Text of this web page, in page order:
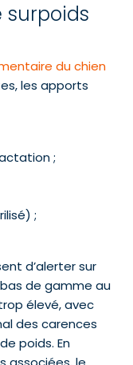
du chien
les apports
;
;
d’alerter sur
de gamme au
élevé, avec
des carences
poids. En